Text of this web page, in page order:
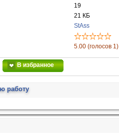
19
21 КБ
StAss
5.00 (голосов 1)
В избранное
работу